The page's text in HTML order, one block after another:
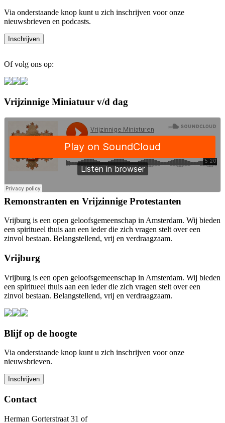
Via onderstaande knop kunt u zich inschrijven voor onze
nieuwsbrieven en podcasts.
Of volg ons op:
Vrijzinnige Miniatuur v/d dag
Remonstranten en Vrijzinnige Protestanten
Vrijburg is een open geloofsgemeenschap in Amsterdam. Wij bieden
een spiritueel thuis aan een ieder die zich vragen stelt over een
zinvol bestaan. Belangstellend, vrij en verdraagzaam.
Vrijburg
Vrijburg is een open geloofsgemeenschap in Amsterdam. Wij bieden
een spiritueel thuis aan een ieder die zich vragen stelt over een
zinvol bestaan. Belangstellend, vrij en verdraagzaam.
Blijf op de hoogte
Via onderstaande knop kunt u zich inschrijven voor onze
nieuwsbrieven.
Contact
Herman Gorterstraat 31 of